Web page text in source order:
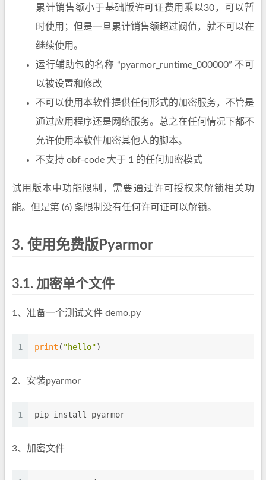
累计销售额小于基础版许可证费用乘以30，可以暂
时使用；但是一旦累计销售额超过阀值，就不可以在
继续使用。
运行辅助包的名称 “pyarmor_runtime_000000” 不可
以被设置和修改
不可以使用本软件提供任何形式的加密服务，不管是
通过应用程序还是网络服务。总之在任何情况下都不
允许使用本软件加密其他人的脚本。
不支持 obf-code 大于 1 的任何加密模式
试用版本中功能限制，需要通过许可授权来解锁相关功
能。但是第 (6) 条限制没有任何许可证可以解锁。
3. 使用免费版Pyarmor
3.1. 加密单个文件
1、准备一个测试文件 demo.py
1 print ( "hello")
2、安装pyarmor
1 pip install pyarmor
3、加密文件